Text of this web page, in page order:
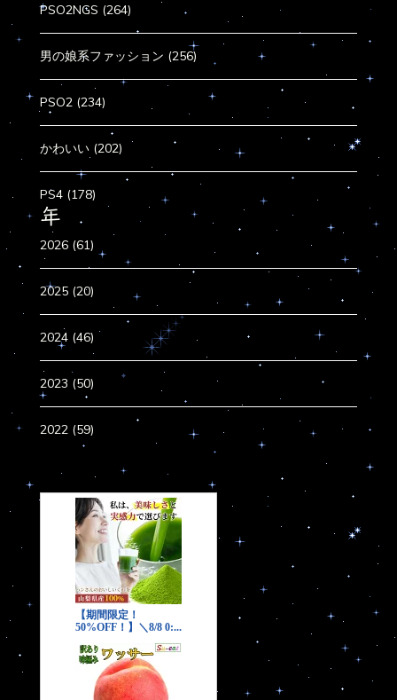
PSO2NGS (264)
男の娘系ファッション (256)
PSO2 (234)
かわいい (202)
PS4 (178)
年
2026 (61)
2025 (20)
2024 (46)
2023 (50)
2022 (59)